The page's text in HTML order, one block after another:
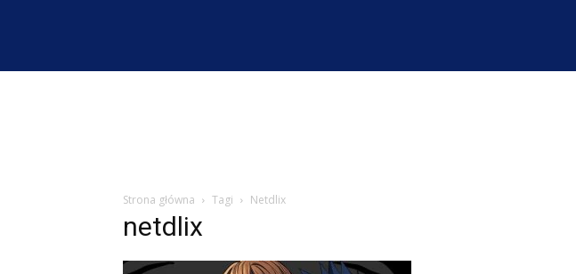
Strona główna Tagi Netdlix
netdlix